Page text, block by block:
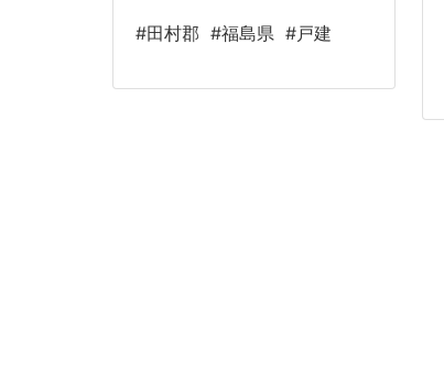
#田村郡 #福島県 #戸建